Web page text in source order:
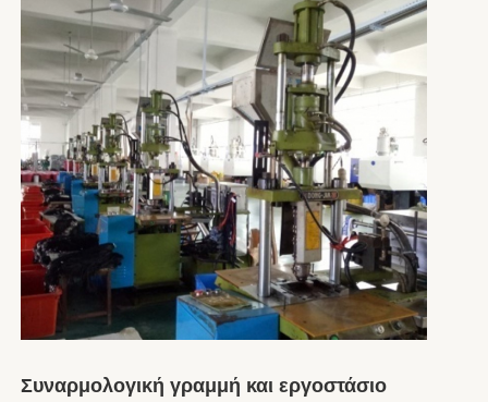
Συναρμολογική γραμμή και εργοστάσιο